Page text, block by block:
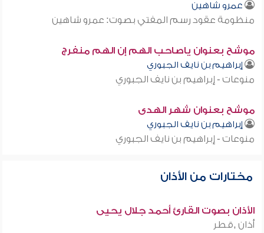
عمرو شاهين
منظومة عقود رسم المفتي بصوت: عمرو شاهين
موشح بعنوان ياصاحب الهم إن الهم منفرج
إبراهيم بن نايف الجبوري
منوعات - إبراهيم بن نايف الجبوري
موشح بعنوان شهر الهدى
إبراهيم بن نايف الجبوري
منوعات - إبراهيم بن نايف الجبوري
مختارات من الأذان
الأذان بصوت القارئ أحمد جلال يحيى
أذان ,قطر